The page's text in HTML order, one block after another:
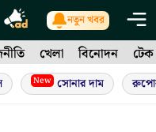
নতুন খবর
খেলা বিনোদন টেক
New সোনার দাম